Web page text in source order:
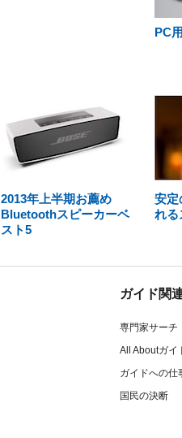
PC
2013年上半期お薦め
Bluetoothスピーカーベ
スト5
安定
れる
ガイド関
専門家サーチ
All Aboutガイ
ガイドへの仕
国民の決断